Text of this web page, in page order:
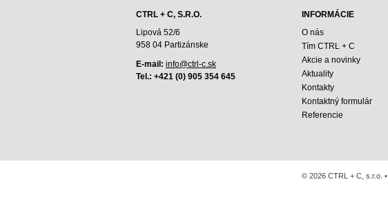
CTRL + C, S.R.O.
Lipová 52/6
958 04 Partizánske
E-mail: info@ctrl-c.sk
Tel.: +421 (0) 905 354 645
INFORMÁCIE
O nás
Tím CTRL + C
Akcie a novinky
Aktuality
Kontakty
Kontaktný formulár
Referencie
© 2026 CTRL + C, s.r.o. •